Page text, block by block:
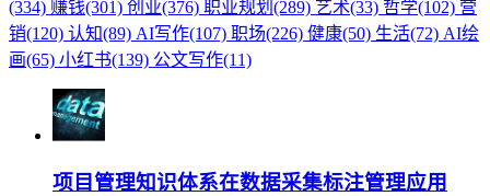
(334) 赚钱(301) 创业(376) 职业规划(289) 艺术(33) 哲学(102) 营
销(120) 认知(89) AI写作(107) 职场(226) 健康(50) 生活(72) AI绘
画(65) 小红书(139) 公文写作(11)
项目管理知识体系在数据采集标注管理应用